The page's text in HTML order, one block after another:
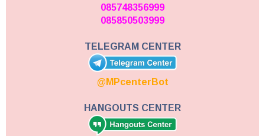
085748356999
085850503999
TELEGRAM CENTER
@MPcenterBot
HANGOUTS CENTER